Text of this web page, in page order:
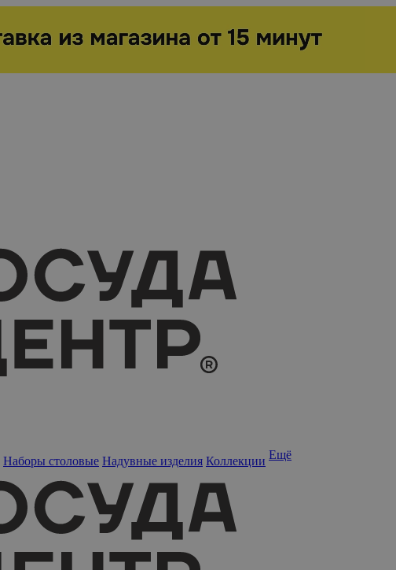
Наборы столовые Надувные изделия Коллекции Ещё